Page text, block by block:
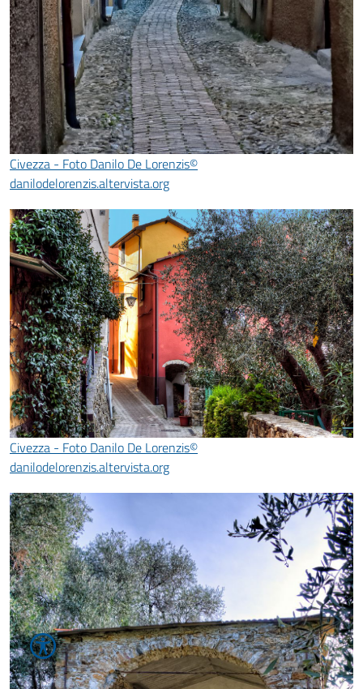
Civezza - Foto Danilo De Lorenzis©
danilodelorenzis.altervista.org
Civezza - Foto Danilo De Lorenzis©
danilodelorenzis.altervista.org